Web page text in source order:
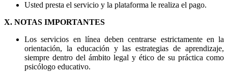
Usted presta el servicio y la plataforma le realiza el pago.
X. NOTAS IMPORTANTES
Los servicios en línea deben centrarse estrictamente en la
orientación, la educación y las estrategias de aprendizaje,
siempre dentro del ámbito legal y ético de su práctica como
psicólogo educativo.